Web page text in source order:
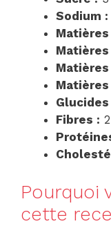
Sodium :
Glucides
Fibres :
Pourquoi
cette